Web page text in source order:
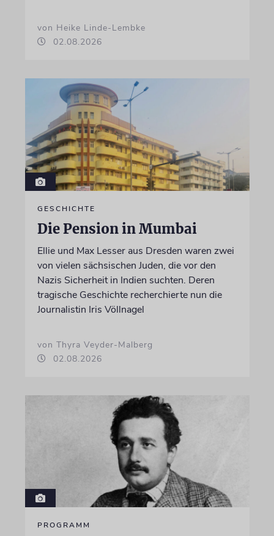
von Heike Linde-Lembke
02.08.2026
GESCHICHTE
Die Pension in Mumbai
Ellie und Max Lesser aus Dresden waren zwei
von vielen sächsischen Juden, die vor den
Nazis Sicherheit in Indien suchten. Deren
tragische Geschichte recherchierte nun die
Journalistin Iris Völlnagel
von Thyra Veyder-Malberg
02.08.2026
PROGRAMM